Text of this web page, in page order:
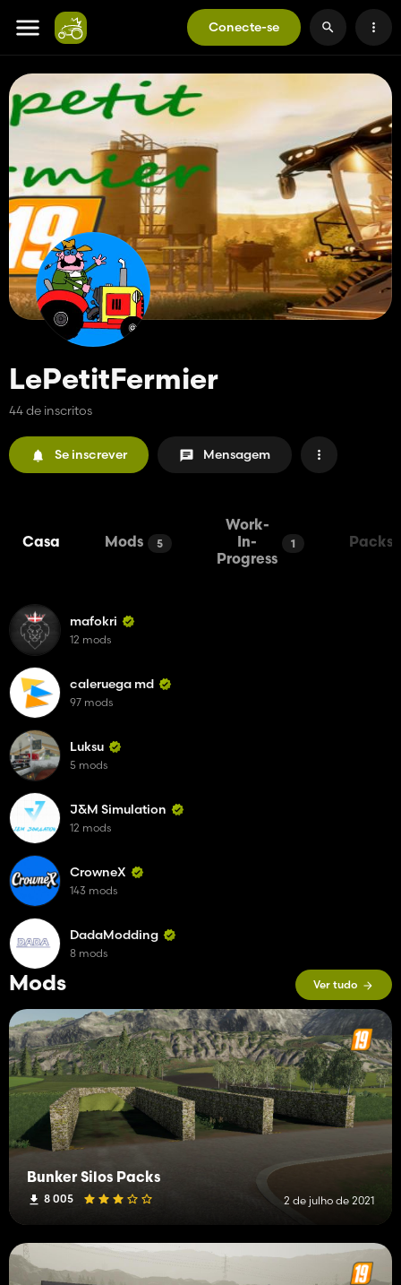
Conecte-se
LePetitFermier
44 de inscritos
Se inscrever Mensagem
Casa Mods 5
Work-
In-
Progress
1 Packs
Mods Ver tudo
Bunker Silos Packs
8 005 2 de julho de 2021
mafokri
12 mods
caleruega md
97 mods
Luksu
5 mods
J&M Simulation
12 mods
CrowneX
143 mods
DadaModding
8 mods